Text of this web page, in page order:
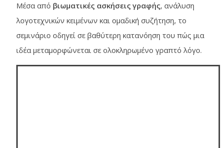
Μέσα από βιωματικές ασκήσεις γραφής, ανάλυση
λογοτεχνικών κειμένων και ομαδική συζήτηση, το
σεμινάριο οδηγεί σε βαθύτερη κατανόηση του πώς μια
ιδέα μεταμορφώνεται σε ολοκληρωμένο γραπτό λόγο.